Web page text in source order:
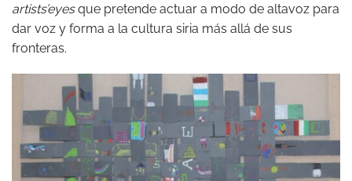
artists’eyesque pretende actuar a modo de altavoz para
dar voz y forma a la cultura siria más allá de sus
fronteras.